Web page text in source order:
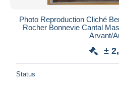
Photo Reproduction Cliché
Rocher Bonnevie Cantal
Arvant/
±
Status